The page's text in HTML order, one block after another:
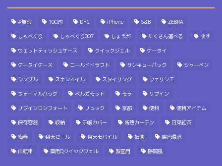
#無印 100均 DHC iPhone S&B ZEBRA
しゃべくり しゃべくり007 しょうが たくさん運べる ゆず
ウェットティッシュケース クイックジェル ケータイ
ケータイケース コールドドラフト サンキューパック シャーペン
シンプル スキンオイル スタイリング フェリシモ
フォーマルバッグ ベルガモット モラ リブイン
リブインコンフォート リュック 京都 便利 便利アイテム
保存容器 収納 手帳カバー 断熱カーテン 日東紅茶
梅春 楽天セール 楽天モバイル 祇園 腸内環境
自転車 薬用Qクイックジェル 製図用 隙間風